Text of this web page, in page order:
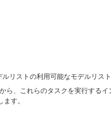
リストの利用可能なモデルリスト
、これらのタスクを実行する
す。